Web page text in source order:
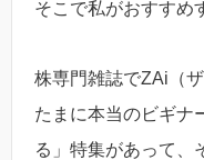
そこで私がおすすめ
株専門雑誌でZAi（
たまに本当のビギナ
る」特集があって、